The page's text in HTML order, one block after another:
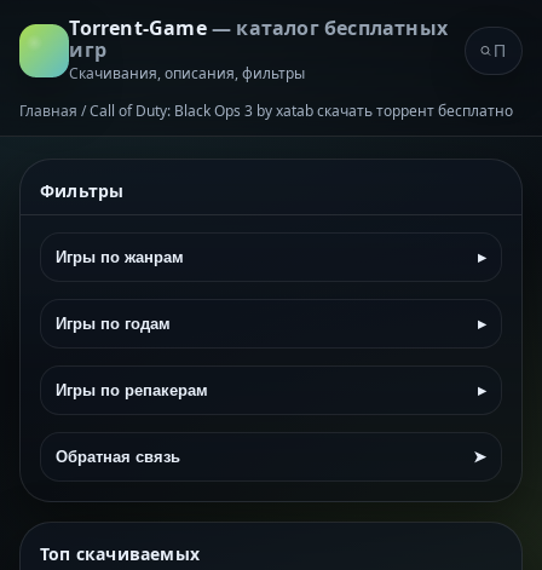
Torrent-Game— каталог бесплатных
игр
Скачивания, описания, фильтры
Главная /Call of Duty: Black Ops 3 by xatab скачать торрент бесплатно
Фильтры
Игры по жанрам ▸
Игры по годам ▸
Игры по репакерам ▸
Обратная связь ➤
Топ скачиваемых